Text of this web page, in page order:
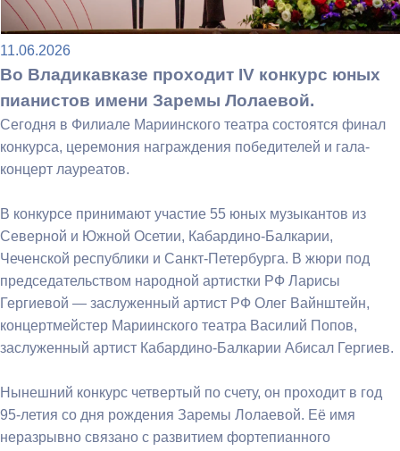
11.06.2026
Во Владикавказе проходит IV конкурс юных
пианистов имени Заремы Лолаевой.
Сегодня в Филиале Мариинского театра состоятся финал
конкурса, церемония награждения победителей и гала-
концерт лауреатов.
В конкурсе принимают участие 55 юных музыкантов из
Северной и Южной Осетии, Кабардино-Балкарии,
Чеченской республики и Санкт-Петербурга. В жюри под
председательством народной артистки РФ Ларисы
Гергиевой — заслуженный артист РФ Олег Вайнштейн,
концертмейстер Мариинского театра Василий Попов,
заслуженный артист Кабардино-Балкарии Абисал Гергиев.
Нынешний конкурс четвертый по счету, он проходит в год
95-летия со дня рождения Заремы Лолаевой. Её имя
неразрывно связано с развитием фортепианного